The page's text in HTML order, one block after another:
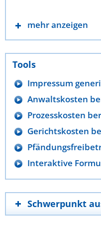
mehr anzeigen
Tools
Impressum
Anwaltskosten
Prozesskosten
Gerichtskosten
Interaktive
Schwerpunkt